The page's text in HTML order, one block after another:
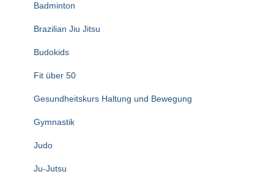
Badminton
Brazilian Jiu Jitsu
Budokids
Fit über 50
Gesundheitskurs Haltung und Bewegung
Gymnastik
Judo
Ju-Jutsu